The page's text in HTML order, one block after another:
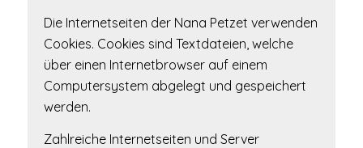
Die Internetseiten der Nana Petzet verwenden
Cookies. Cookies sind Textdateien, welche
über einen Internetbrowser auf einem
Computersystem abgelegt und gespeichert
werden.
Zahlreiche Internetseiten und Server